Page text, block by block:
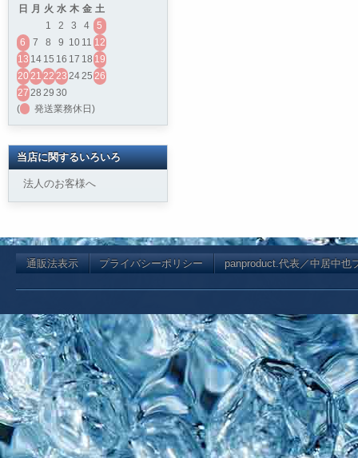
日
月 火 水 木 金 土
1
2 3 4
5
6
7 8 9 10 11 12
13 14 15 16 17 18 19
20 21 22 23 2425 26
27 28 29 30
(
発送業務休日)
当店に関するいろいろ
法人のお客様へ
通販法表示 プライバシーポリシー panproduct.代表／中居中也